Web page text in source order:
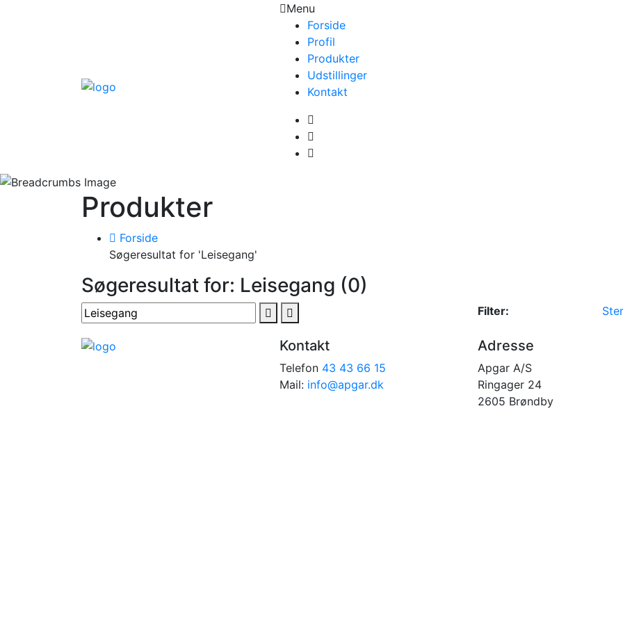
Menu
Forside
Profil
Produkter
Udstillinger
Kontakt
Produkter
Forside
Søgeresultat for 'Leisegang'
Søgeresultat for: Leisegang (0)
Filter:
Kontakt
Telefon 43 43 66 15
Mail: info@apgar.dk
Adresse
Apgar A/S
Ringager 24
2605 Brøndby